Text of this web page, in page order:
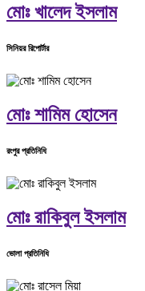
মোঃ খালেদ ইসলাম
সিনিয়র রিপোর্টার
মোঃ শামিম হোসেন
রংপুর প্রতিনিধি
মোঃ রাকিবুল ইসলাম
ভোলা প্রতিনিধি